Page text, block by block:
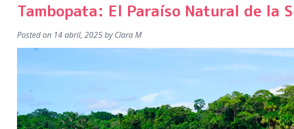
Tambopata: El Paraíso Natural de la
Posted on 14 abril, 2025byClara M